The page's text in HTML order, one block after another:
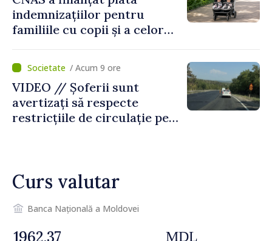
indemnizațiilor pentru
familiile cu copii și a celor
temporară de muncă
/ Acum 9 ore
VIDEO // Șoferii sunt
avertizați să respecte
restricțiile de circulație pe
Curs valutar
Banca Națională a Moldovei
MDL